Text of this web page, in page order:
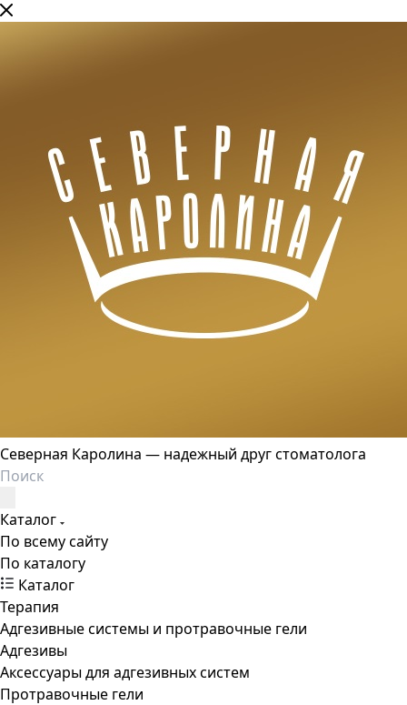
Северная Каролина — надежный друг стоматолога
Каталог
По всему сайту
По каталогу
Каталог
Терапия
Адгезивные системы и протравочные гели
Адгезивы
Аксессуары для адгезивных систем
Протравочные гели